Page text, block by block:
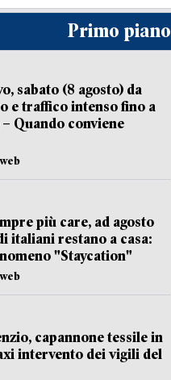
Primo piano
sabato (8 agosto) da
e traffico intenso fino a
Quando conviene
più care, ad agosto
italiani restano a casa:
"Staycation"
capannone tessile in
intervento dei vigili del